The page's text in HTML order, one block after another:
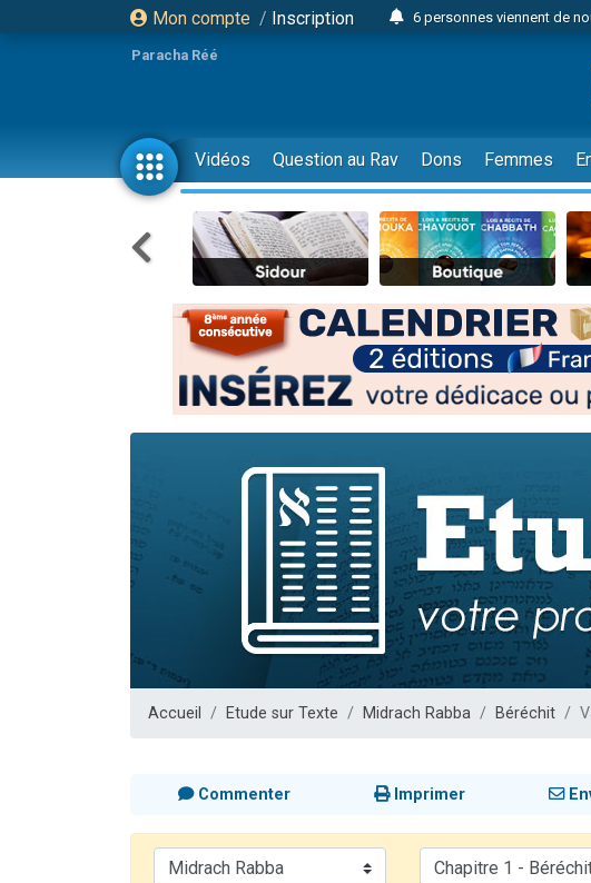
Mon compte / Inscription
6 personnes viennent de
2 personnes viennent
17 personnes viennent de
4 personnes viennent de
Il reste 49 places pour
23 personnes viennent
Eva vient de donner son
4 personnes viennent de
3 personnes viennent de
3 personnes viennent
Odaya vient de donner son
13 personnes viennent de
Il reste 49 places
12 nouvelles
3 personnes viennent de
2 personnes viennent de
2 personnes viennent de
Paracha Réé
Vidéos Question au Rav Dons Femmes
Accueil Etude sur Texte Midrach Rabba Béréchit
Commenter Imprimer